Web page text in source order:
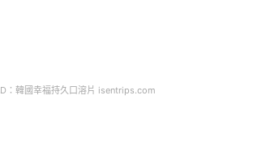
：韓國幸福持久口溶片 isentrips.com